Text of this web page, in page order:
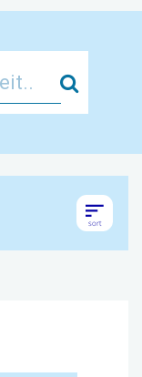
Zoek